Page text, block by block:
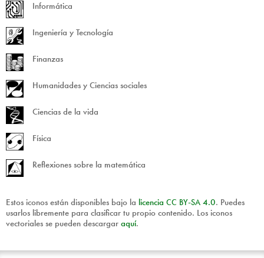
Informática
Ingeniería y Tecnología
Finanzas
Humanidades y Ciencias sociales
Ciencias de la vida
Física
Reflexiones sobre la matemática
Estos iconos están disponibles bajo la licencia CC BY-SA 4.0. Puedes
usarlos libremente para clasificar tu propio contenido. Los iconos
vectoriales se pueden descargar aquí.